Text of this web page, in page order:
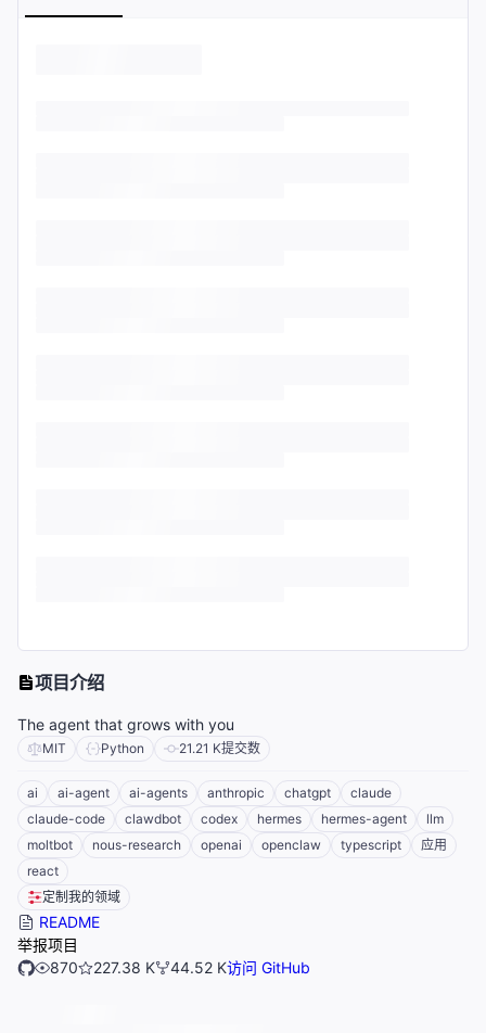
项目介绍
The agent that grows with you
MIT Python 21.21 K提交数
ai ai-agent ai-agents anthropic chatgpt
claude
claude-code
clawdbot codex hermes hermes-agent
llm
moltbot
nous-research openai openclaw typescript
应用
react
定制我的领域
README
举报项目
870
227.38 K 44.52 K访问 GitHub